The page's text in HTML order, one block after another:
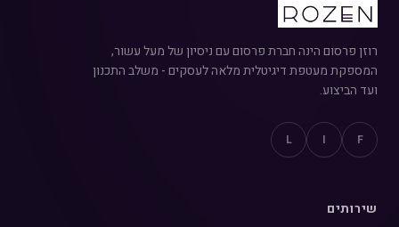
רוזן פרסום הינה חברת פרסום עם ניסיון של מעל עשור,
המספקת מעטפת דיגיטלית מלאה לעסקים - משלב התכנון
ועד הביצוע.
F
I
L
שירותים